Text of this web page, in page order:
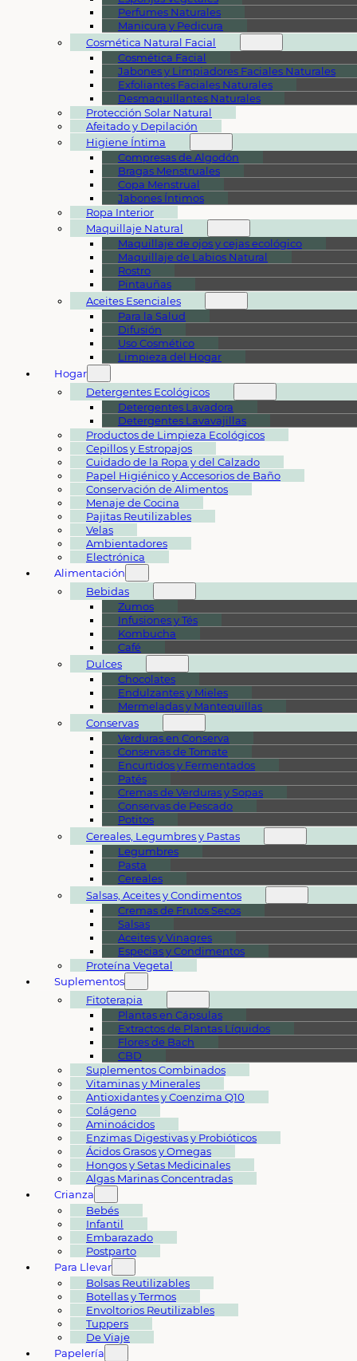
Perfumes Naturales
Manicura y Pedicura
Cosmética Natural Facial
Cosmética Facial
Jabones y Limpiadores Faciales Naturales
Exfoliantes Faciales Naturales
Desmaquillantes Naturales
Protección Solar Natural
Afeitado y Depilación
Higiene Íntima
Compresas de Algodón
Bragas Menstruales
Copa Menstrual
Jabones Íntimos
Ropa Interior
Maquillaje Natural
Maquillaje de ojos y cejas ecológico
Maquillaje de Labios Natural
Rostro
Pintauñas
Aceites Esenciales
Para la Salud
Difusión
Uso Cosmético
Limpieza del Hogar
Hogar
Detergentes Ecológicos
Detergentes Lavadora
Detergentes Lavavajillas
Productos de Limpieza Ecológicos
Cepillos y Estropajos
Cuidado de la Ropa y del Calzado
Papel Higiénico y Accesorios de Baño
Conservación de Alimentos
Menaje de Cocina
Pajitas Reutilizables
Velas
Ambientadores
Electrónica
Alimentación
Bebidas
Zumos
Infusiones y Tés
Kombucha
Café
Dulces
Chocolates
Endulzantes y Mieles
Mermeladas y Mantequillas
Conservas
Verduras en Conserva
Conservas de Tomate
Encurtidos y Fermentados
Patés
Cremas de Verduras y Sopas
Conservas de Pescado
Potitos
Cereales, Legumbres y Pastas
Legumbres
Pasta
Cereales
Salsas, Aceites y Condimentos
Cremas de Frutos Secos
Salsas
Aceites y Vinagres
Especias y Condimentos
Proteína Vegetal
Suplementos
Fitoterapia
Plantas en Cápsulas
Extractos de Plantas Líquidos
Flores de Bach
CBD
Suplementos Combinados
Vitaminas y Minerales
Antioxidantes y Coenzima Q10
Colágeno
Aminoácidos
Enzimas Digestivas y Probióticos
Ácidos Grasos y Omegas
Hongos y Setas Medicinales
Algas Marinas Concentradas
Crianza
Bebés
Infantil
Embarazado
Postparto
Para Llevar
Bolsas Reutilizables
Botellas y Termos
Envoltorios Reutilizables
Tuppers
De Viaje
Papelería